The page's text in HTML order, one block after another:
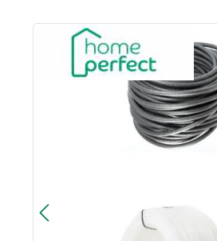
Bildergalerie überspringen